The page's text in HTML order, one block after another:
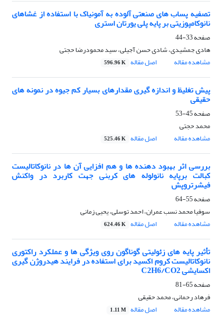
تصفیه پساب های صنعتی آلوده به آمونیاک با استفاده از غشاهای
نانوکامپوزیتی بر پایه پلی یورتان استری
صفحه33-44
هادی جمشیدی، شادی حسن آجیلی، سید محمودرضا حجتی
مشاهده مقاله
اصل مقاله 596.96 K
پیش تغلیظ و اندازه‏ گیری مقدارهای بسیار کم جیوه در نمونه ‏های
حقیقی
صفحه45-53
محمد حجتی
مشاهده مقاله
اصل مقاله 525.46 K
بررسی اثر بهبود دهنده ها و هم افزایی آن ها در نانوکاتالیست
کبالت برپایه نانولوله های کربنی جهت کاربرد در واکنش
فیشرتروپش
صفحه55-64
سوفیا محمد نسب عمران، احمد توسلی، یحیی زمانی
مشاهده مقاله
اصل مقاله 624.46 K
تأثیر پایه های زئولیتی گوناگون روی ویژگی ها و عملکرد راکتوری
نانوکاتالیست کروم اکسید برای استفاده در فرایند هیدروژن گیری
اکسایشی C2H6/CO2
صفحه65-81
فرهاد رحمانی، محمد حقیقی
مشاهده مقاله
اصل مقاله 1.11 M